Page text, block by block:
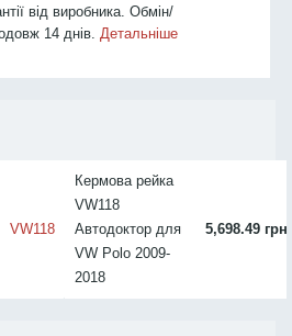
від виробника. Обмін/
14 днів. Детальніше
VW118
Кермова рейка
VW118
Автодоктор для
VW Polo 2009-
2018
5,698.49 грн